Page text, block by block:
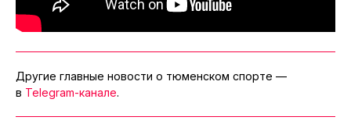
Другие главные новости о тюменском спорте —
в Telegram-канале.